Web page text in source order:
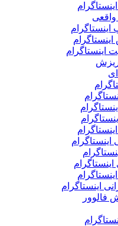
واقعی
اینستاگرام
اینستاگرام
ریزش
اینستاگرام
فالوور